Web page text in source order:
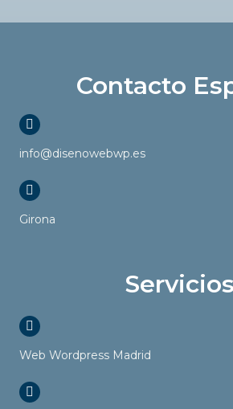
Contacto
info@disenowebwp.es
Girona
Servicios
Web Wordpress Madrid